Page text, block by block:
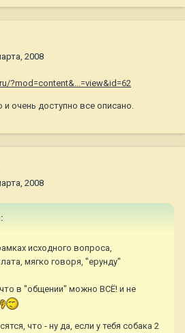
2008
?mod=content&...=view&id=62
очень доступно все описано.
2008
исходного вопроса,
мягко говоря, "ерунду"
в "общении" можно ВСЁ! и не
что - ну да, если у тебя собака 2